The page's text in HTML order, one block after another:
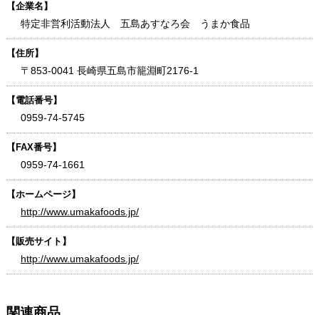
【企業名】
特定非営利活動法人 五島あすなろ会 うまか食品
【住所】
〒853-0041 長崎県五島市籠淵町2176-1
【電話番号】
0959-74-5745
【FAX番号】
0959-74-1661
【ホームページ】
http://www.umakafoods.jp/
【販売サイト】
http://www.umakafoods.jp/